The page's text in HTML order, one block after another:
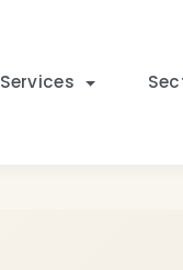
Services